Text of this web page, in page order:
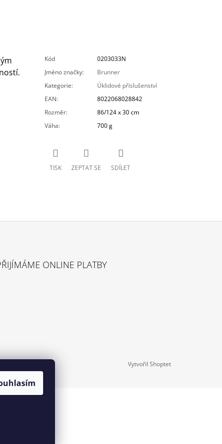
Kód
0203033N
Jméno značky:
Brunner
Kategorie:
Úklidové příslušenství
EAN:
8022068028842
Rozměr:
86/124 x 30 cm
Váha: 700 g
TISK ZEPTAT SE SDÍLET
ONLINE PLATBY
Vytvořil Shoptet